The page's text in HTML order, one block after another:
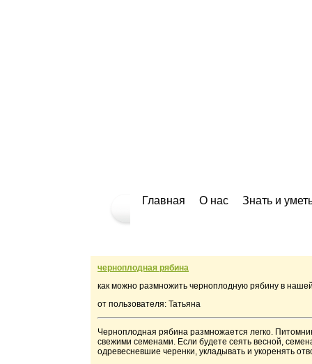
Главная О нас Знать и
черноплодная рябина
как можно размножить черноплодную рябину в
от пользователя: Татьяна
Черноплодная рябина размножается легко.
свежими семенами. Если будете сеять весной,
одревесневшие черенки, укладывать и укоренять